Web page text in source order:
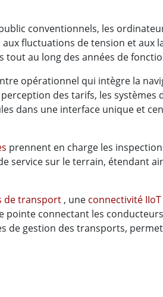
conventionnels, les
fluctuations de tension et aux
au long des années de
opérationnel qui intègre la
des tarifs, les
dans une interface unique et
prennent en charge les
service sur le terrain, étendant
de transport , une connectivité IIoT
connectant les
de gestion des transports,